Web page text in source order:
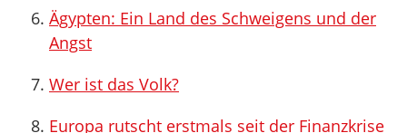
Ägypten: Ein Land des Schweigens und der
Angst
Wer ist das Volk?
Europa rutscht erstmals seit der Finanzkrise